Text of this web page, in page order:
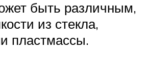
быть различным,
из стекла,
пластмассы.